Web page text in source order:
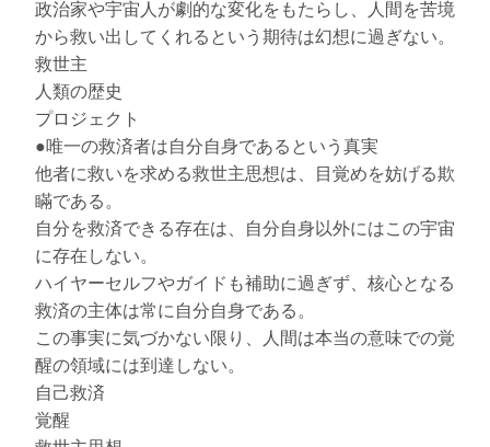
政治家や宇宙人が劇的な変化をもたらし、人間を苦境
から救い出してくれるという期待は幻想に過ぎない。
救世主
人類の歴史
プロジェクト
●唯一の救済者は自分自身であるという真実
他者に救いを求める救世主思想は、目覚めを妨げる欺
瞞である。
自分を救済できる存在は、自分自身以外にはこの宇宙
に存在しない。
ハイヤーセルフやガイドも補助に過ぎず、核心となる
救済の主体は常に自分自身である。
この事実に気づかない限り、人間は本当の意味での覚
醒の領域には到達しない。
自己救済
覚醒